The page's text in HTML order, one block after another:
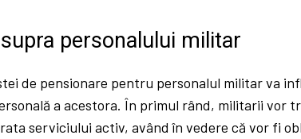
personalului militar
de pensionare pentru personalul militar va
a acestora. În primul rând, militarii vor
serviciului activ, având în vedere că vor fi